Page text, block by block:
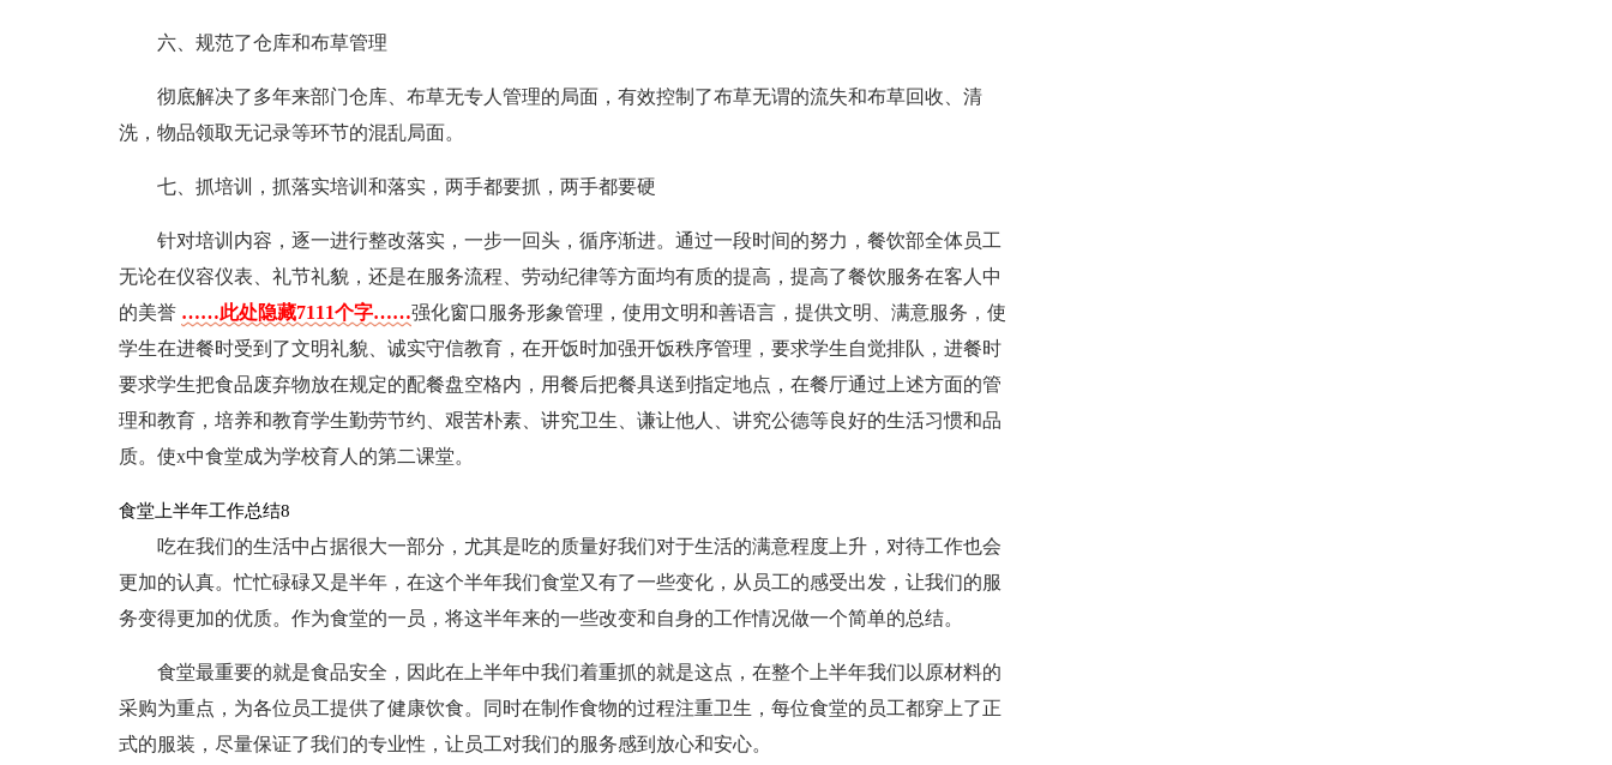
六、规范了仓库和布草管理
彻底解决了多年来部门仓库、布草无专人管理的局面，有效控制了布草无谓的流失和布草回收、清
洗，物品领取无记录等环节的混乱局面。
七、抓培训，抓落实培训和落实，两手都要抓，两手都要硬
针对培训内容，逐一进行整改落实，一步一回头，循序渐进。通过一段时间的努力，餐饮部全体员工
无论在仪容仪表、礼节礼貌，还是在服务流程、劳动纪律等方面均有质的提高，提高了餐饮服务在客人中
的美誉 ……此处隐藏7111个字……强化窗口服务形象管理，使用文明和善语言，提供文明、满意服务，使
学生在进餐时受到了文明礼貌、诚实守信教育，在开饭时加强开饭秩序管理，要求学生自觉排队，进餐时
要求学生把食品废弃物放在规定的配餐盘空格内，用餐后把餐具送到指定地点，在餐厅通过上述方面的管
理和教育，培养和教育学生勤劳节约、艰苦朴素、讲究卫生、谦让他人、讲究公德等良好的生活习惯和品
质。使x中食堂成为学校育人的第二课堂。
食堂上半年工作总结8
吃在我们的生活中占据很大一部分，尤其是吃的质量好我们对于生活的满意程度上升，对待工作也会
更加的认真。忙忙碌碌又是半年，在这个半年我们食堂又有了一些变化，从员工的感受出发，让我们的服
务变得更加的优质。作为食堂的一员，将这半年来的一些改变和自身的工作情况做一个简单的总结。
食堂最重要的就是食品安全，因此在上半年中我们着重抓的就是这点，在整个上半年我们以原材料的
采购为重点，为各位员工提供了健康饮食。同时在制作食物的过程注重卫生，每位食堂的员工都穿上了正
式的服装，尽量保证了我们的专业性，让员工对我们的服务感到放心和安心。